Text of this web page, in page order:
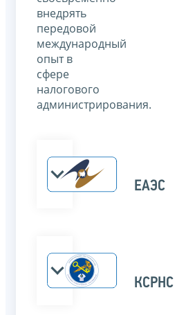
внедрять
передовой
международный
опыт в
сфере
налогового
администрирования.
ЕАЭС
КСРНС